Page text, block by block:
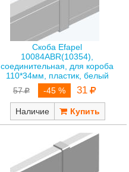
Скоба Efapel
10084ABR(10354),
соединительная, для короба
110*34мм, пластик, белый
57
-45 % 31
Наличие